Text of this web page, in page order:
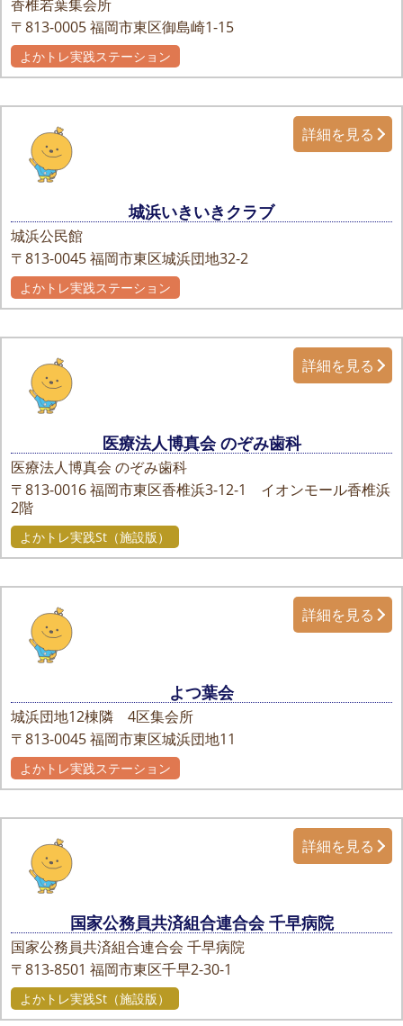
香椎若葉集会所
〒813-0005福岡市東区御島崎1-15
よかトレ実践ステーション
城浜いきいきクラブ
城浜公民館
〒813-0045福岡市東区城浜団地32-2
詳細を見る
よかトレ実践ステーション
医療法人博真会 のぞみ歯科
医療法人博真会 のぞみ歯科
〒813-0016福岡市東区香椎浜3-12-1 イオンモール香椎浜
2階
詳細を見る
よかトレ実践St（施設版）
よつ葉会
城浜団地12棟隣 4区集会所
〒813-0045福岡市東区城浜団地11
詳細を見る
よかトレ実践ステーション
国家公務員共済組合連合会 千早病院
国家公務員共済組合連合会 千早病院
〒813-8501 福岡市東区千早2-30-1
詳細を見る
よかトレ実践St（施設版）